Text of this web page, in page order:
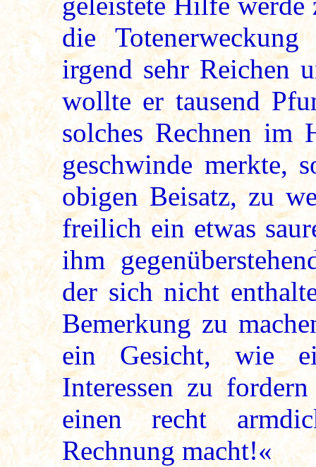
die
irgend sehr Reichen
wollte er tausend
solches Rechnen im
geschwinde merkte,
obigen Beisatz, zu
freilich ein etwas
ihm
der sich nicht
Bemerkung zu
ein Gesicht, wie
Interessen zu
einen recht
Rechnung macht!«